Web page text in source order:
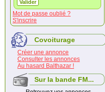
Mot de passe oublié ?
S'inscrire
Covoiturage
Créer une annonce
Consulter les annonces
Au hasard Balthazar !
Sur la bande FM...